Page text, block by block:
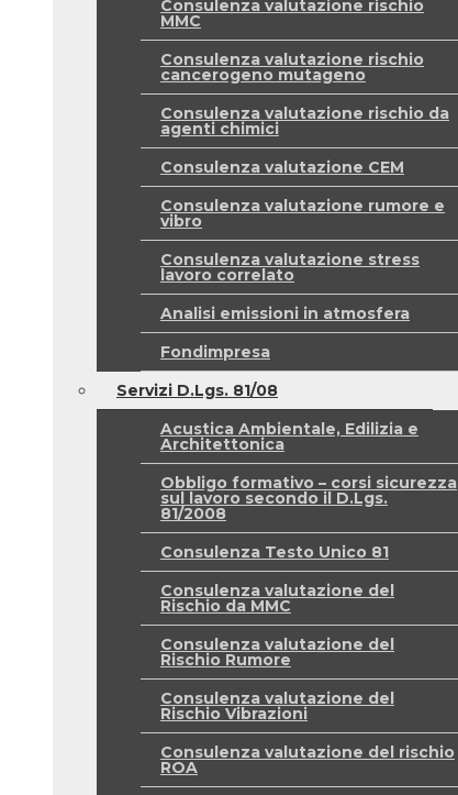
Consulenza valutazione rischio
MMC
Consulenza valutazione rischio
cancerogeno mutageno
Consulenza valutazione rischio da
agenti chimici
Consulenza valutazione CEM
Consulenza valutazione rumore e
vibro
Consulenza valutazione stress
lavoro correlato
Analisi emissioni in atmosfera
Fondimpresa
Servizi D.Lgs. 81/08
Acustica Ambientale, Edilizia e
Architettonica
Obbligo formativo – corsi sicurezza
sul lavoro secondo il D.Lgs.
81/2008
Consulenza Testo Unico 81
Consulenza valutazione del
Rischio da MMC
Consulenza valutazione del
Rischio Rumore
Consulenza valutazione del
Rischio Vibrazioni
Consulenza valutazione del rischio
ROA